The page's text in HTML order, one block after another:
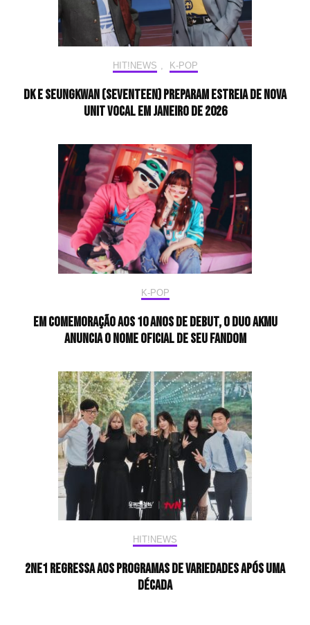
HIT!NEWS , K-POP
DK e Seungkwan (SEVENTEEN) preparam estreia de nova
unit vocal em janeiro de 2026
K-POP
Em comemoração aos 10 anos de debut, o duo AKMU
anuncia o nome oficial de seu fandom
HIT!NEWS
2NE1 regressa aos programas de variedades após uma
década